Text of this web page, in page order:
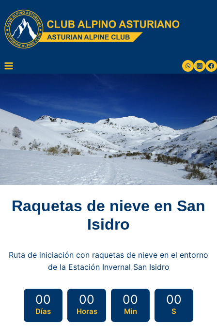
contenido
Raquetas de nieve en San
Isidro
Ruta de iniciación con raquetas de nieve en el entorno
de la Estación Invernal San Isidro
00
Días
00
Horas
00
Min
00
S